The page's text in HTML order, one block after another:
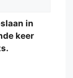
in
keer